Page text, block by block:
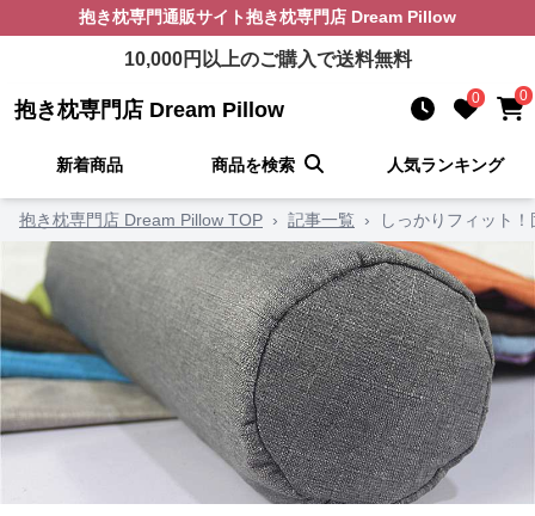
抱き枕専門通販サイト抱き枕専門店 Dream Pillow
10,000円以上のご購入で送料無料
抱き枕専門店 Dream Pillow 0 0
新着商品 商品を検索 人気ランキング
抱き枕専門店 Dream Pillow TOP › 記事一覧 › しっかりフィット